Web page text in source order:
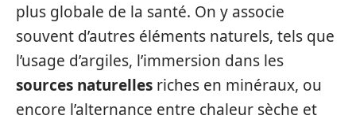
plus globale de la santé. On y associe
souvent d’autres éléments naturels, tels que
l’usage d’argiles, l’immersion dans les
sources naturelles riches en minéraux, ou
encore l’alternance entre chaleur sèche et